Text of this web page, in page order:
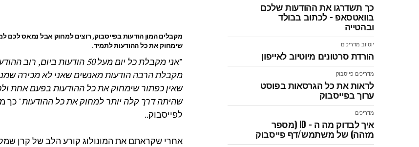
כך תשדרגו את ההודעות שלכם
בוואטסאפ - לכתוב בבולד
ובהטייה
יוטיוב מדריכים
הורדת סרטונים מיוטיוב לאייפון
מדריכים פייסבוק
לראות את כל הגרסאות בפוסט
ערוך בפייסבוק
מדריכים
איך לבדוק מה ה - ID (מספר
מזהה) של משתמש/דף פייסבוק
מקבלים המון הודעות בפייסבוק, רוצים למחוק אבל נמאס
שימחוק את כל ההודעות לתמיד.
"
אני מקבלת כל יום מעל 50
מקבלת הרבה הודעות מאנשים שאני לא מכירה
שאין כפתור שימחוק את כל ההודעות בפעם אחת
שהיתה דרך קלה יותר למחוק את כל ההודעות" כך
לפייסבוק..
אחרי שקראתם את המונולוג קורע הלב של קרן